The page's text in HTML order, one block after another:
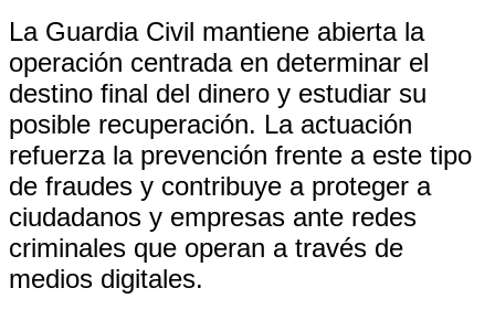
La Guardia Civil mantiene abierta la
operación centrada en determinar el
destino final del dinero y estudiar su
posible recuperación. La actuación
refuerza la prevención frente a este tipo
de fraudes y contribuye a proteger a
ciudadanos y empresas ante redes
criminales que operan a través de
medios digitales.